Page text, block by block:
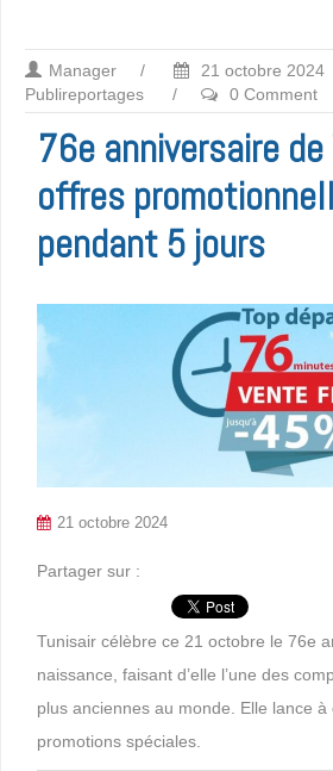
Manager / 21 octobre 2024
Publireportages
/ 0 Comment
76e anniversaire
offres
pendant 5 jours
21 octobre 2024
Partager sur :
Tunisair célèbre ce 21 octobre le 76e
naissance, faisant d’elle l’une des
plus anciennes au monde. Elle lance
promotions spéciales.